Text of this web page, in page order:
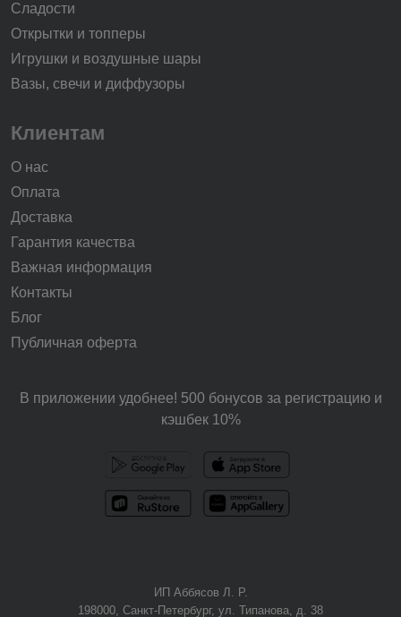
Сладости
Открытки и топперы
Игрушки и воздушные шары
Вазы, свечи и диффузоры
Клиентам
О нас
Оплата
Доставка
Гарантия качества
Важная информация
Контакты
Блог
Публичная оферта
В приложении удобнее! 500 бонусов за регистрацию и
кэшбек 10%
ИП Аббясов Л. Р.
198000, Санкт-Петербург, ул. Типанова, д. 38